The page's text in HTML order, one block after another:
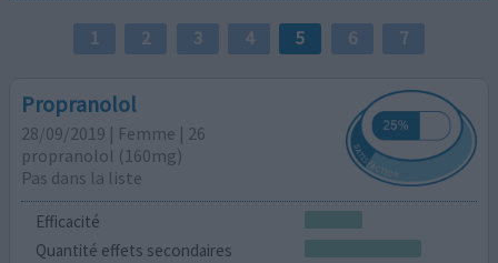
1 2 3 4 5 6 7
Propranolol
28/09/2019 | Femme | 26
propranolol (160mg)
Pas dans la liste
Efficacité
Quantité effets secondaires